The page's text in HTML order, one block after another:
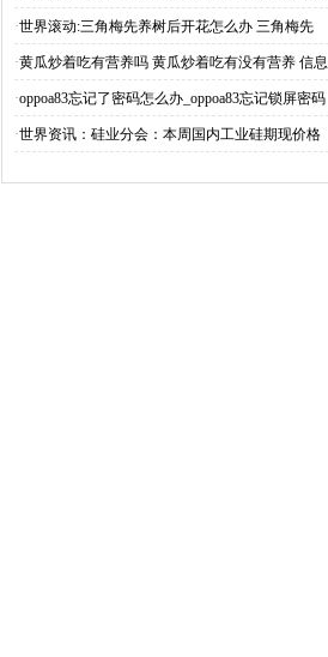
·世界滚动:三角梅先养树后开花怎么办 三角梅先
·黄瓜炒着吃有营养吗 黄瓜炒着吃有没有营养 信息
·oppoa83忘记了密码怎么办_oppoa83忘记锁屏密码
·世界资讯：硅业分会：本周国内工业硅期现价格